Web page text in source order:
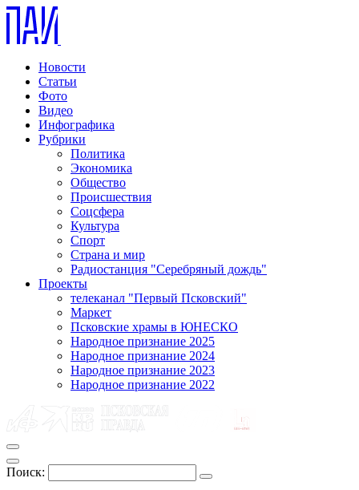
Новости
Статьи
Фото
Видео
Инфографика
Рубрики
Политика
Экономика
Общество
Происшествия
Соцсфера
Культура
Спорт
Страна и мир
Радиостанция "Серебряный дождь"
Проекты
телеканал "Первый Псковский"
Маркет
Псковские храмы в ЮНЕСКО
Народное признание 2025
Народное признание 2024
Народное признание 2023
Народное признание 2022
Поиск: